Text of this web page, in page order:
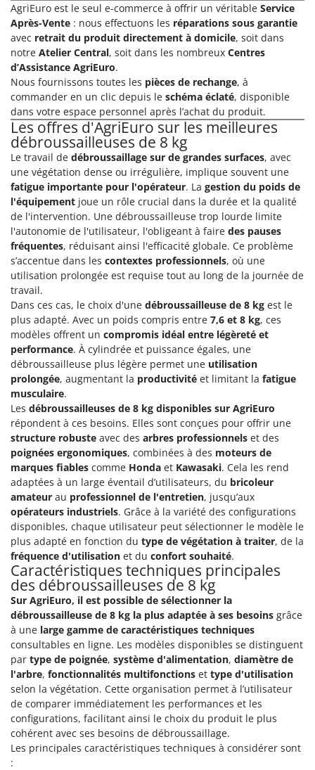
AgriEuro est le seul e-commerce à offrir un véritable Service
Après-Vente : nous effectuons les réparations sous garantie
avec retrait du produit directement à domicile, soit dans
notre Atelier Central, soit dans les nombreux Centres
d’Assistance AgriEuro.
Nous fournissons toutes les pièces de rechange, à
commander en un clic depuis le schéma éclaté, disponible
dans votre espace personnel après l’achat du produit.
Les offres d'AgriEuro sur les meilleures
débroussailleuses de 8 kg
Le travail de débroussaillage sur de grandes surfaces, avec
une végétation dense ou irrégulière, implique souvent une
fatigue importante pour l'opérateur. La gestion du poids de
l'équipement joue un rôle crucial dans la durée et la qualité
de l'intervention. Une débroussailleuse trop lourde limite
l'autonomie de l'utilisateur, l'obligeant à faire des pauses
fréquentes, réduisant ainsi l'efficacité globale. Ce problème
s’accentue dans les contextes professionnels, où une
utilisation prolongée est requise tout au long de la journée de
travail.
Dans ces cas, le choix d'une débroussailleuse de 8 kg est le
plus adapté. Avec un poids compris entre 7,6 et 8 kg, ces
modèles offrent un compromis idéal entre légèreté et
performance. À cylindrée et puissance égales, une
débroussailleuse plus légère permet une utilisation
prolongée, augmentant la productivité et limitant la fatigue
musculaire.
Les débroussailleuses de 8 kg disponibles sur AgriEuro
répondent à ces besoins. Elles sont conçues pour offrir une
structure robuste avec des arbres professionnels et des
poignées ergonomiques, combinées à des moteurs de
marques fiables comme Honda et Kawasaki. Cela les rend
adaptées à un large éventail d’utilisateurs, du bricoleur
amateur au professionnel de l'entretien, jusqu’aux
opérateurs industriels. Grâce à la variété des configurations
disponibles, chaque utilisateur peut sélectionner le modèle le
plus adapté en fonction du type de végétation à traiter, de la
fréquence d'utilisation et du confort souhaité.
Caractéristiques techniques principales
des débroussailleuses de 8 kg
Sur AgriEuro, il est possible de sélectionner la
débroussailleuse de 8 kg la plus adaptée à ses besoins grâce
à une large gamme de caractéristiques techniques
consultables en ligne. Les modèles disponibles se distinguent
par type de poignée, système d'alimentation, diamètre de
l'arbre, fonctionnalités multifonctions et type d'utilisation
selon la végétation. Cette organisation permet à l’utilisateur
de comparer immédiatement les performances et les
configurations, facilitant ainsi le choix du produit le plus
cohérent avec ses besoins de débroussaillage.
Les principales caractéristiques techniques à considérer sont
: